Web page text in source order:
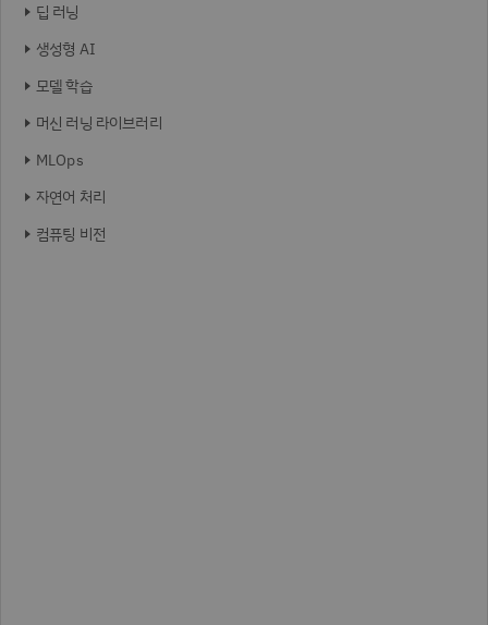
딥 러닝
생성형 AI
모델 학습
머신 러닝 라이브러리
MLOps
자연어 처리
컴퓨팅 비전